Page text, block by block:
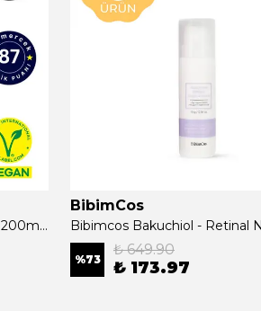
Bibimcos AHA-BHA Facial Toner 200ml New Version
BibimCos
%73
₺ 649.90
₺ 173.97